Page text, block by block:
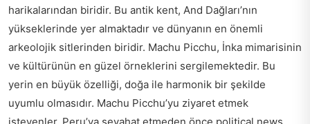
harikalarından biridir. Bu antik kent, And Dağları’nın
yükseklerinde yer almaktadır ve dünyanın en önemli
arkeolojik sitlerinden biridir. Machu Picchu, İnka mimarisinin
ve kültürünün en güzel örneklerini sergilemektedir. Bu
yerin en büyük özelliği, doğa ile harmonik bir şekilde
uyumlu olmasıdır. Machu Picchu’yu ziyaret etmek